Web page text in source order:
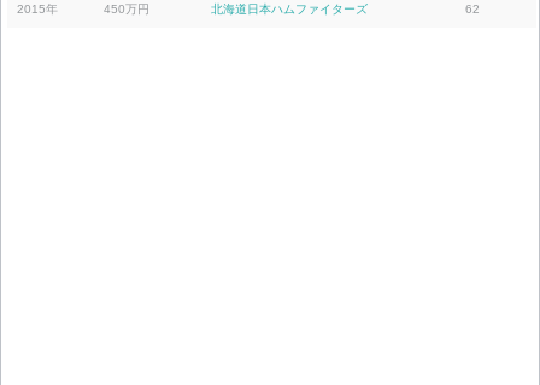
2015年 450万円 北海道日本ハムファイターズ 62